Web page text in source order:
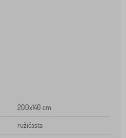
200x140 cm
ružičasta